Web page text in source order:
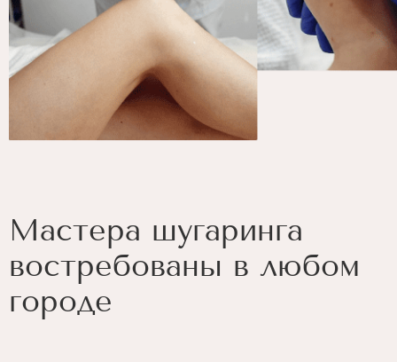
Мастера шугаринга
востребованы в любом
городе